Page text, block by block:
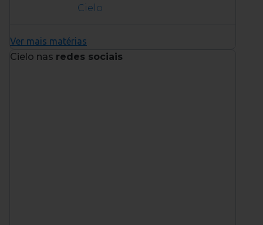
Cielo
Ver mais matérias
Cielo nas redes sociais